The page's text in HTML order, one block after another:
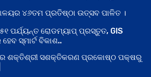
୪୬ତମ ପ୍ରତିଷ୍ଠା ଉତ୍ସବ ପାଳିତ ।
ପର୍ଯ୍ୟନ୍ତ ରୋଡମ୍ୟାପ୍ ପ୍ରସ୍ତୁତ, GIS
ସ୍ମାର୍ଟ ବିକାଶ..
ଶକ୍ତିଶ୍ରୀ ସଶକ୍ତିକରଣ ପ୍ରକୋଷ୍ଠ ପକ୍ଷରୁ